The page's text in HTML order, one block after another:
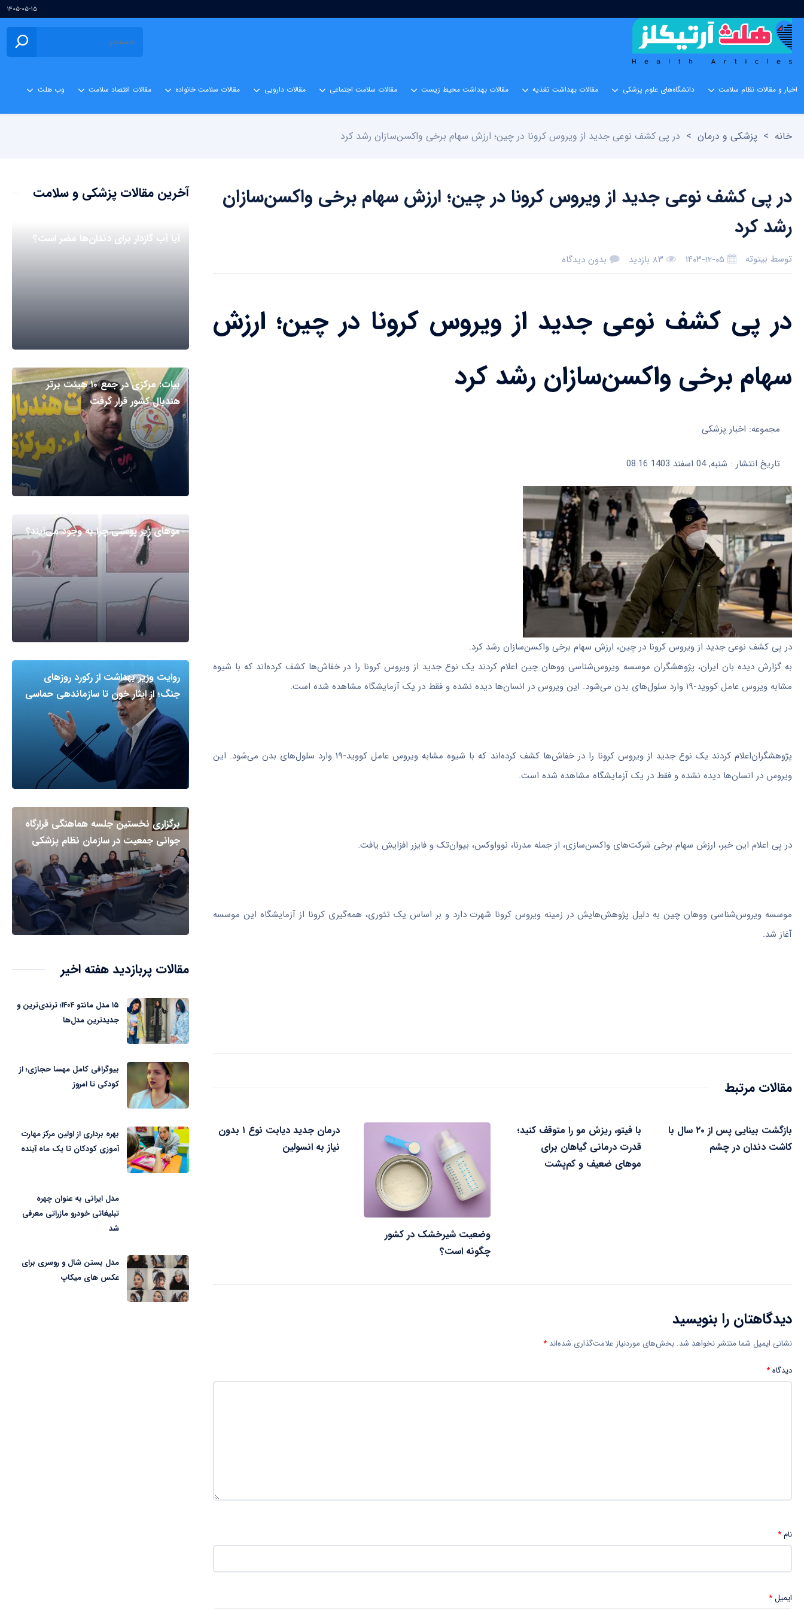
۱۴۰۵-۰۵-۱۵
اخبار و مقالات نظام سلامت دانشگاه‌های علوم پزشکی مقالات بهداشت تغذیه مقالات بهداشت محیط زیست مقالات سلامت اجتماعی مقالات دارویی مقالات سلامت خانواده مقالات اقتصاد سلامت وب هلث
خانه > پزشکی و درمان > در پی کشف نوعی جدید از ویروس کرونا در چین؛ ارزش سهام برخی واکسن‌سازان رشد کرد
در پی کشف نوعی جدید از ویروس کرونا در چین؛ ارزش سهام برخی واکسن‌سازان
رشد کرد
توسط بیتوته ۱۴۰۳-۱۲-۰۵ ۸۳ بازدید بدون دیدگاه
در پی کشف نوعی جدید از ویروس کرونا در چین؛ ارزش
سهام برخی واکسن‌سازان رشد کرد
مجموعه: اخبار پزشکی
تاریخ انتشار : شنبه, 04 اسفند 1403 08:16
در پی کشف نوعی جدید از ویروس کرونا در چین، ارزش سهام برخی واکسن‌سازان رشد کرد.
به گزارش دیده بان ایران، پژوهشگران موسسه ویروس‌شناسی ووهان چین اعلام کردند یک نوع جدید از ویروس کرونا را در خفاش‌ها کشف کرده‌اند که با شیوه
مشابه ویروس عامل کووید-۱۹ وارد سلول‌های بدن می‌شود. این ویروس در انسان‌ها دیده نشده و فقط در یک آزمایشگاه مشاهده شده است.
پژوهشگران‌اعلام کردند یک نوع جدید از ویروس کرونا را در خفاش‌ها کشف کرده‌اند که با شیوه مشابه ویروس عامل کووید-۱۹ وارد سلول‌های بدن می‌شود. این
ویروس در انسان‌ها دیده نشده و فقط در یک آزمایشگاه مشاهده شده است.
در پی اعلام این خبر، ارزش سهام برخی شرکت‌های واکسن‌سازی، از جمله مدرنا، نوواوکس، بیوان‌تک و فایزر افزایش یافت.
موسسه ویروس‌شناسی ووهان چین به دلیل پژوهش‌هایش در زمینه ویروس کرونا شهرت دارد و بر اساس یک تئوری، همه‌گیری کرونا از آزمایشگاه این موسسه
آغاز شد.
مقالات مرتبط
بازگشت بینایی پس از ۲۰ سال با
کاشت دندان در چشم
با فیتو، ریزش مو را متوقف کنید؛
قدرت درمانی گیاهان برای
موهای ضعیف و کم‌پشت
وضعیت شیرخشک در کشور
چگونه است؟
درمان جدید دیابت نوع ۱ بدون
نیاز به انسولین
دیدگاهتان را بنویسید
نشانی ایمیل شما منتشر نخواهد شد. بخش‌های موردنیاز علامت‌گذاری شده‌اند *
دیدگاه*
نام*
ایمیل*
آخرین مقالات پزشکی و سلامت
آیا آب گازدار برای دندان‌ها مضر است؟
بیات: مرکزی در جمع ۱۰ هیئت برتر
هندبال کشور قرار گرفت
مو‌های زیر پوستی چرا به وجود می‌آیند؟
روایت وزیر بهداشت از رکورد روزهای
جنگ؛ از ایثار خون تا سازماندهی حماسی
برگزاری نخستین جلسه هماهنگی قرارگاه
جوانی جمعیت در سازمان نظام پزشکی
مقالات پربازدید هفته اخیر
۱۵ مدل مانتو ۱۴۰۴؛ ترندی‌ترین و
جدیدترین مدل‌ها
بیوگرافی کامل مهسا حجازی؛ از
کودکی تا امروز
بهره برداری از اولین مرکز مهارت
آموزی کودکان تا یک ماه آینده
مدل ایرانی به عنوان چهره
تبلیغاتی خودرو مازراتی معرفی
شد
مدل بستن شال و روسری برای
عکس های میکاپ